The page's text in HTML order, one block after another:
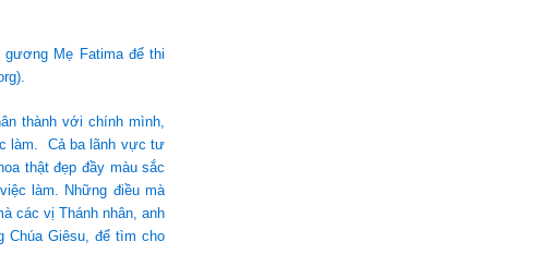
gương Mẹ Fatima để thi
thành với chính mình,
làm. Cả ba lãnh vực tư
thật đẹp đầy màu sắc
làm. Những điều mà
các vị Thánh nhân, anh
Chúa Giêsu, để tìm cho